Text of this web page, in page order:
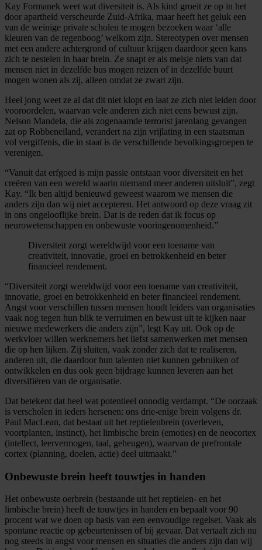
Kay Formanek weet wat diversiteit is. Als kind groeit ze op in het
door apartheid verscheurde Zuid-Afrika, maar heeft het geluk een
van de weinige private scholen te mogen bezoeken waar ‘alle
kleuren van de regenboog’ welkom zijn. Stereotypen over mensen
met een andere achtergrond of cultuur krijgen daardoor geen kans
zich te nestelen in haar brein. Ze snapt er als meisje niets van dat
mensen niet in dezelfde bus mogen reizen of in dezelfde buurt
mogen wonen als zij, alleen omdat ze zwart zijn.
Heel jong weet ze al dat dit niet klopt en laat ze zich niet leiden door
vooroordelen, waarvan vele anderen zich niet eens bewust zijn.
Nelson Mandela, die als zogenaamde terrorist jarenlang gevangen
zat op Robbeneiland, verandert na zijn vrijlating in een staatsman
vol vergiffenis, die in staat is de verschillende bevolkingsgroepen te
verenigen.
“Vanuit dat erfgoed is mijn passie ontstaan voor diversiteit en het
creëren van een wereld waarin niemand meer anderen uitsluit”, zegt
Kay. “Ik ben altijd benieuwd geweest waarom we mensen die
anders zijn dan wij niet accepteren. Het antwoord op deze vraag zit
in ons ongelooflijke brein. Dat is de reden dat ik focus op
neurowetenschappen en onbewuste vooringenomenheid.”
Diversiteit zorgt wereldwijd voor een toename van
creativiteit, innovatie, groei en betrokkenheid en beter
financieel rendement.
“Diversiteit zorgt wereldwijd voor een toename van creativiteit,
innovatie, groei en betrokkenheid en beter financieel rendement.
Angst voor verschillen tussen mensen houdt leiders van organisaties
vaak nog tegen hun blik te verruimen en bewust uit te kijken naar
nieuwe medewerkers die anders zijn”, legt Kay uit. Ook op de
werkvloer willen werknemers het liefst samenwerken met mensen
die op hen lijken. Zij sluiten, vaak zonder zich dat te realiseren,
anderen uit, die daardoor hun talenten niet kunnen gebruiken of
ontwikkelen en dus ook geen bijdrage kunnen leveren aan het
diversifiëren van de organisatie.
Dat betekent dat heel wat potentieel onnodig verdampt. “De oorzaak
is verscholen in ieders hersenen: ons drie-enige brein volgens dr.
Paul MacLean, dat bestaat uit het reptielenbrein (overleven,
voortplanten, instinct), het limbische brein (emoties) en de neocortex
(intellect, leervermogen, taal, geheugen), waarvan de prefrontale
cortex (planning, doelen, actie) deel uitmaakt.”
Onbewuste brein heeft touwtjes in handen
Het onbewuste oerbrein (bestaande uit het reptielen- en het
limbische brein) heeft de touwtjes in handen en bepaalt voor 90
procent wat we doen op basis van een eenvoudige regelset. Vaak als
spontane reactie op gebeurtenissen of bij gevaar. Dat vertaalt zich nu
nog steeds in angst voor mensen en situaties die anders zijn dan wij